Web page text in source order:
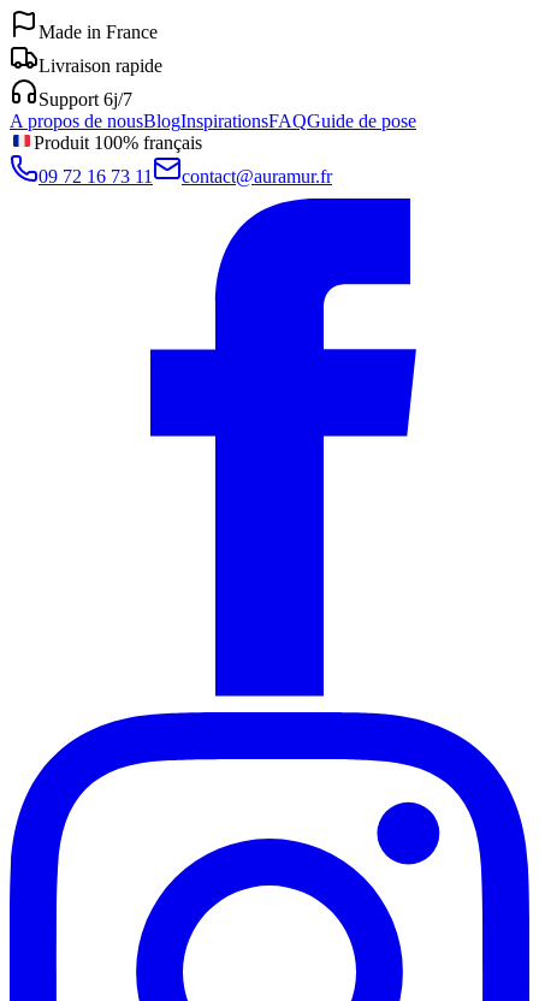
Made in France
Livraison rapide
Support 6j/7
A propos de nousBlogInspirationsFAQGuide de pose
Produit 100% français
09 72 16 73 11
contact@auramur.fr